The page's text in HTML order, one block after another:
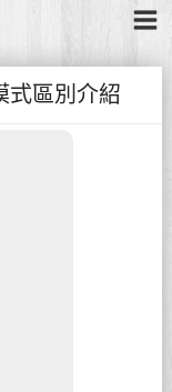
式區別介紹